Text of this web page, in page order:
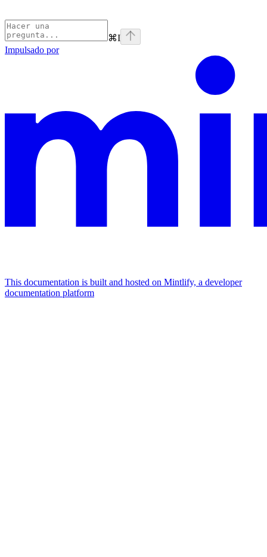
⌘I
Impulsado por
This documentation is built and hosted on Mintlify, a developer
documentation platform